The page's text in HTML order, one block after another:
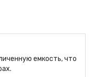
емкость, что